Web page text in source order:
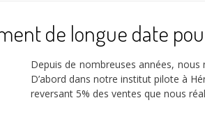
de longue date
Depuis de nombreuses années, nous
D’abord dans notre institut pilote à
reversant 5% des ventes que nous